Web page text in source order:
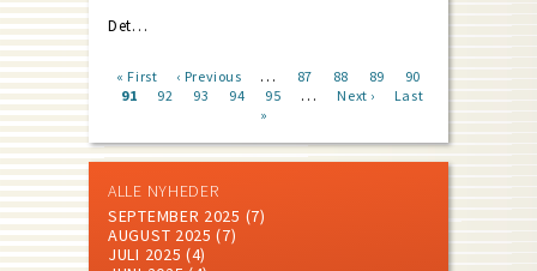
Det…
Pagination
First
page
« First
Previous
page
‹ Previous … Page
87 Page
88 Page
89 Page
90
Current
91 Page
92 Page
93 Page
94 Page
95 …
Next
Next ›
Last
Last
»
ALLE NYHEDER
SEPTEMBER 2025 (7)
AUGUST 2025 (7)
JULI 2025 (4)